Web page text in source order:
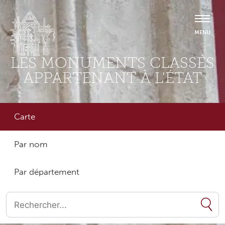
LES MONUMENTS CLASSÉS
APPARTENANT À L'ÉTAT
Carte
Par nom
Par département
Quand les résultats de l'auto-complétion sont disponibles,